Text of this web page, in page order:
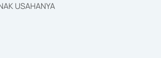
USAHANYA